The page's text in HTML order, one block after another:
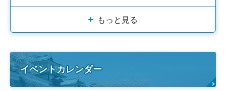
もっと見る
イベントカレンダー